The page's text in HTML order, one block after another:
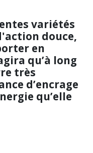
variétés
douce,
en
qu’à long
très
d’encrage
qu’elle